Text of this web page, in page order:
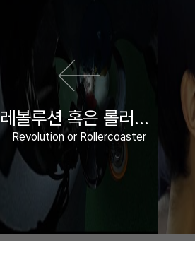
레볼루션 혹은 롤러코스터
Revolution or Rollercoaster